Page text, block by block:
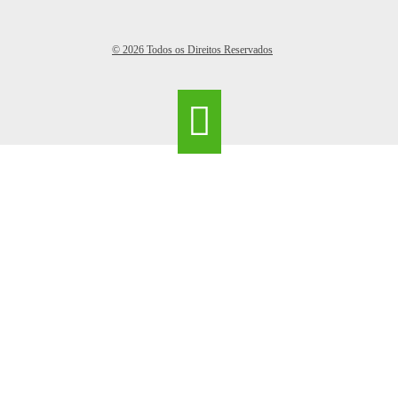
© 2026 Todos os Direitos Reservados